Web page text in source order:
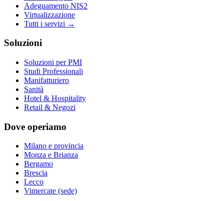
Adeguamento NIS2
Virtualizzazione
Tutti i servizi →
Soluzioni
Soluzioni per PMI
Studi Professionali
Manifatturiero
Sanità
Hotel & Hospitality
Retail & Negozi
Dove operiamo
Milano e provincia
Monza e Brianza
Bergamo
Brescia
Lecco
Vimercate (sede)